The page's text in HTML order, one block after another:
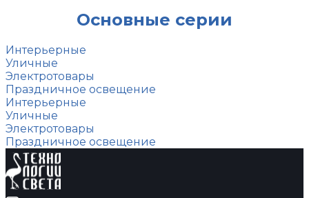
Основные серии
Интерьерные
Уличные
Электротовары
Праздничное освещение
Интерьерные
Уличные
Электротовары
Праздничное освещение